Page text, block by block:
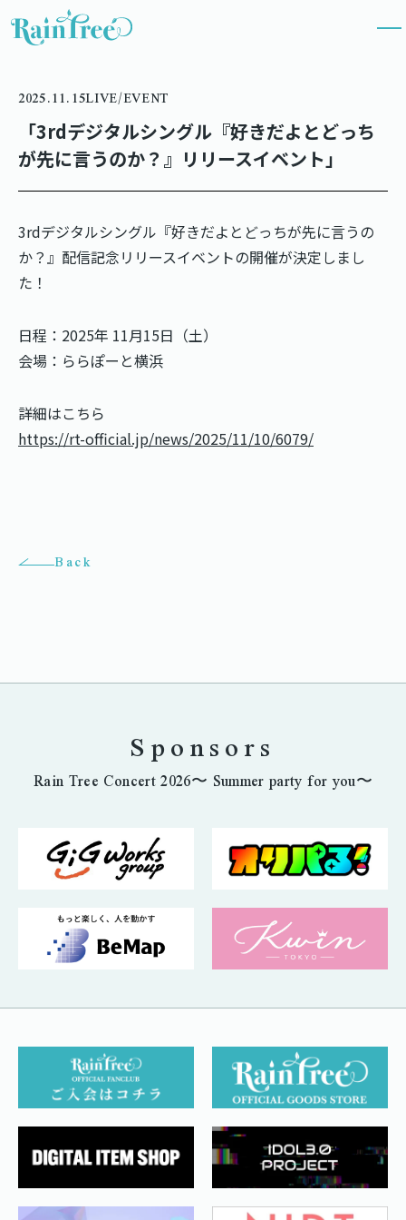
2025.11.15LIVE/EVENT
「3rdデジタルシングル『好きだよとどっち
が先に言うのか？』リリースイベント」
3rdデジタルシングル『好きだよとどっちが先に言うの
か？』配信記念リリースイベントの開催が決定しまし
た！
日程：2025年 11月15日（土）
会場：ららぽーと横浜
詳細はこちら
https://rt-official.jp/news/2025/11/10/6079/
Back
Sponsors
Rain Tree Concert 2026〜 Summer party for you〜